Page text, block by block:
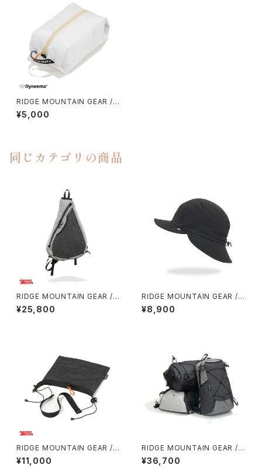
RIDGE MOUNTAIN GEAR /
CASE（M）
¥5,000
同じカテゴリの商品
RIDGE MOUNTAIN GEAR / S
ASH PACK
¥25,800
RIDGE MOUNTAIN GEAR / S
HADE CAP
¥8,900
RIDGE MOUNTAIN GEAR / S
ACOCHE
¥11,000
RIDGE MOUNTAIN GEAR /
ONE MILE TRIM
¥36,700